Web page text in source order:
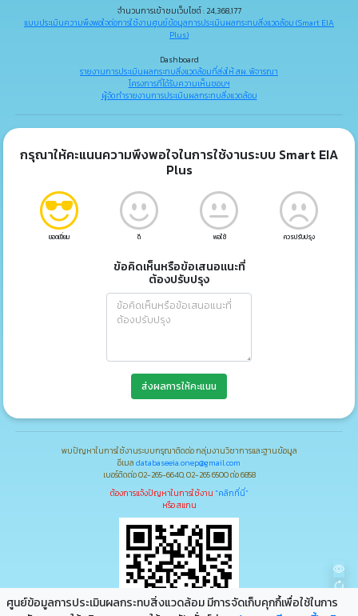
ศูนย์ข้อมูลการประเมินผลกระทบสิ่งแวดล้อม มีการจัดเก็บคุกกึ้เพื่อใช้ในการ
จำนวนการเข้าชมเว็บไซต์ : 24,368,177
แบบประเมินความพึงพอใจต่อการใช้งานศูนย์ข้อมูลการประเมินผลกระทบสิ่งแวดล้อม (Smart EIA
Plus)
Dashboard
รายงานการประเมินผลกระทบสิ่งแวดล้อมที่ส่งให้ สผ. พิจารณา
โครงการที่ได้รับความเห็นชอบฯ
ผู้จัดทำรายงานการประเมินผลกระทบสิ่งแวดล้อม
กรุณาให้คะแนนความพึงพอใจในการใช้งานระบบ Smart EIA
Plus
ยอดเยี่ยม ดี พอใช้ ควรปรับปรุง
ข้อคิดเห็นหรือข้อเสนอแนะที่
ต้องปรับปรุง
ส่งผลการให้คะแนน
พบปัญหาในการใช้งานระบบกรุณาติดต่อ กลุ่มงานวิชาการและฐานข้อมูล
อีเมล databaseeia.onep@gmail.com
เบอร์ติดต่อ 02-265-6640, 02-265 6500 ต่อ 6858
ต้องการแจ้งปัญหาในการใช้งาน "คลิกที่นี่"
หรือ สแกน